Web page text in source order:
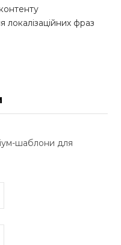
локалізаційних фраз
шаблони для